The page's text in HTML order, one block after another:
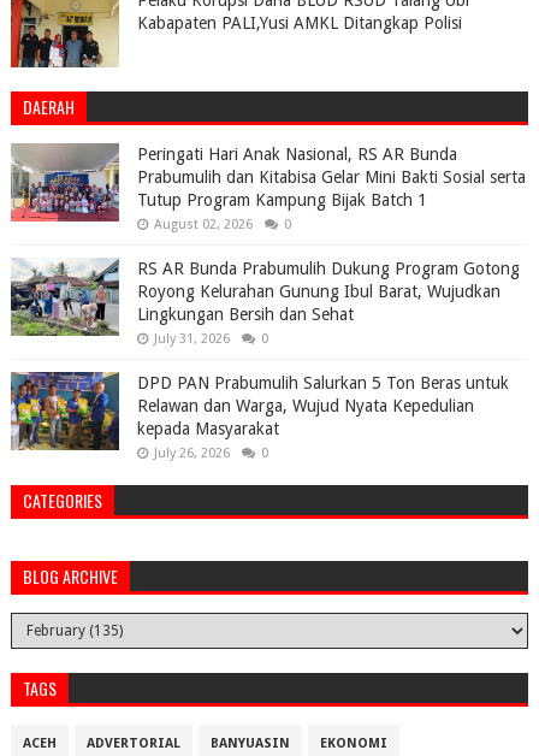
Kabapaten PALI,Yusi AMKL Ditangkap Polisi
DAERAH
Peringati Hari Anak Nasional, RS AR Bunda
Prabumulih dan Kitabisa Gelar Mini Bakti Sosial serta
Tutup Program Kampung Bijak Batch 1
August 02, 2026 0
RS AR Bunda Prabumulih Dukung Program Gotong
Royong Kelurahan Gunung Ibul Barat, Wujudkan
Lingkungan Bersih dan Sehat
July 31, 2026 0
DPD PAN Prabumulih Salurkan 5 Ton Beras untuk
Relawan dan Warga, Wujud Nyata Kepedulian
kepada Masyarakat
July 26, 2026 0
CATEGORIES
BLOG ARCHIVE
TAGS
ACEH ADVERTORIAL BANYUASIN EKONOMI